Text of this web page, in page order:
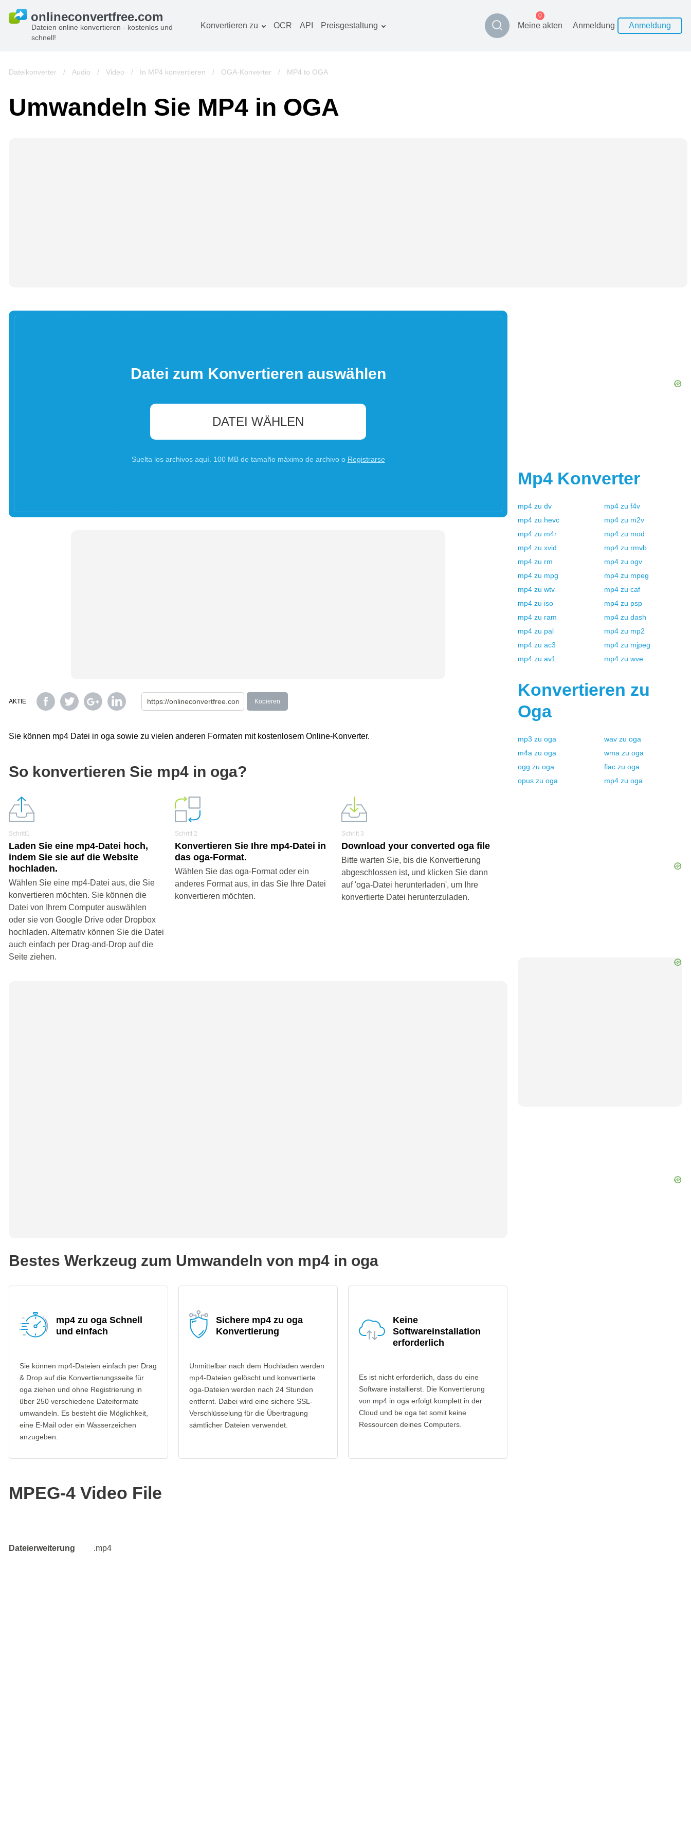
Dateien online konvertieren - kostenlos und
schnell!
Konvertieren zu
Bilderkonverter
Bücherkonverter
OCR API Preisgestaltung Meine akten
0
Anmeldung Anmeldung
Dateikonverter / Audio / Video / In MP4 konvertieren / OGA-Konverter / MP4 to OGA
Umwandeln Sie MP4 in OGA
Datei zum Konvertieren auswählen
DATEI WÄHLEN
Suelta los archivos aquí. 100 MB de tamaño máximo de archivo o Registrarse
AKTIE Kopieren
Sie können mp4 Datei in oga sowie zu vielen anderen Formaten mit kostenlosem Online-Konverter.
So konvertieren Sie mp4 in oga?
Schritt1
Laden Sie eine mp4-Datei hoch,
indem Sie sie auf die Website
hochladen.
Wählen Sie eine mp4-Datei aus, die Sie
konvertieren möchten. Sie können die
Datei von Ihrem Computer auswählen
oder sie von Google Drive oder Dropbox
hochladen. Alternativ können Sie die Datei
auch einfach per Drag-and-Drop auf die
Seite ziehen.
Schritt 2
Konvertieren Sie Ihre mp4-Datei in
das oga-Format.
Wählen Sie das oga-Format oder ein
anderes Format aus, in das Sie Ihre Datei
konvertieren möchten.
Schritt 3
Download your converted oga file
Bitte warten Sie, bis die Konvertierung
abgeschlossen ist, und klicken Sie dann
auf 'oga-Datei herunterladen', um Ihre
konvertierte Datei herunterzuladen.
Bestes Werkzeug zum Umwandeln von mp4 in oga
mp4 zu oga Schnell
und einfach
Sie können mp4-Dateien einfach per Drag
& Drop auf die Konvertierungsseite für
oga ziehen und ohne Registrierung in
über 250 verschiedene Dateiformate
umwandeln. Es besteht die Möglichkeit,
eine E-Mail oder ein Wasserzeichen
anzugeben.
Sichere mp4 zu oga
Konvertierung
Unmittelbar nach dem Hochladen werden
mp4-Dateien gelöscht und konvertierte
oga-Dateien werden nach 24 Stunden
entfernt. Dabei wird eine sichere SSL-
Verschlüsselung für die Übertragung
sämtlicher Dateien verwendet.
Keine
Softwareinstallation
erforderlich
Es ist nicht erforderlich, dass du eine
Software installierst. Die Konvertierung
von mp4 in oga erfolgt komplett in der
Cloud und be oga tet somit keine
Ressourcen deines Computers.
MPEG-4 Video File
Dateierweiterung .mp4
Mp4 Konverter
mp4 zu dv mp4 zu f4v
mp4 zu hevc mp4 zu m2v
mp4 zu m4r mp4 zu mod
mp4 zu xvid mp4 zu rmvb
mp4 zu rm mp4 zu ogv
mp4 zu mpg mp4 zu mpeg
mp4 zu wtv mp4 zu caf
mp4 zu iso mp4 zu psp
mp4 zu ram mp4 zu dash
mp4 zu pal mp4 zu mp2
mp4 zu ac3 mp4 zu mjpeg
mp4 zu av1 mp4 zu wve
Konvertieren zu
Oga
mp3 zu oga wav zu oga
m4a zu oga wma zu oga
ogg zu oga flac zu oga
opus zu oga mp4 zu oga